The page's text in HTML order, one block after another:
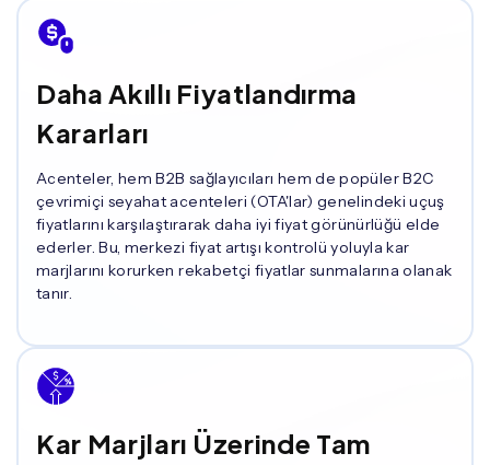
Daha Akıllı Fiyatlandırma
Kararları
Acenteler, hem B2B sağlayıcıları hem de popüler B2C
çevrimiçi seyahat acenteleri (OTA'lar) genelindeki uçuş
fiyatlarını karşılaştırarak daha iyi fiyat görünürlüğü elde
ederler. Bu, merkezi fiyat artışı kontrolü yoluyla kar
marjlarını korurken rekabetçi fiyatlar sunmalarına olanak
tanır.
Kar Marjları Üzerinde Tam